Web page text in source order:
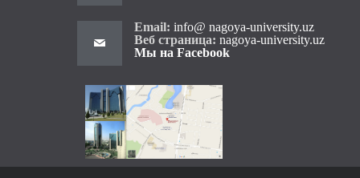
Email: info@ nagoya-university.uz
Веб страница:nagoya-university.uz
Мы на Facebook